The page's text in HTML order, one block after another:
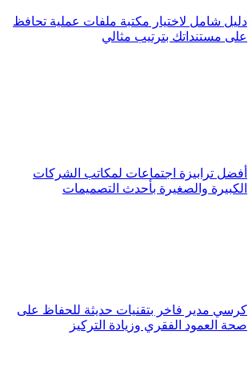
دليل شامل لاختيار مكتبة ملفات عملية تحافظ
على مستنداتك بترتيب مثالي
أفضل ترابيزة اجتماعات لمكاتب الشركات
الكبيرة والصغيرة بأحدث التصميمات
كرسي مدير فاخر بتقنيات حديثة للحفاظ على
صحة العمود الفقري وزيادة التركيز